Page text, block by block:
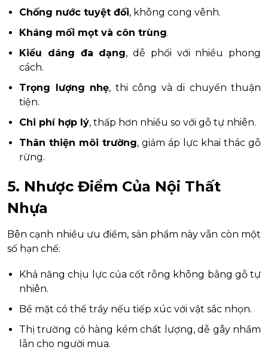
Chống nước tuyệt đối, không cong vênh.
Kháng mối mọt và côn trùng.
Kiểu dáng đa dạng, dễ phối với nhiều phong
cách.
Trọng lượng nhẹ, thi công và di chuyển thuận
tiện.
Chi phí hợp lý, thấp hơn nhiều so với gỗ tự nhiên.
Thân thiện môi trường, giảm áp lực khai thác gỗ
rừng.
5. Nhược Điểm Của Nội Thất
Nhựa
Bên cạnh nhiều ưu điểm, sản phẩm này vẫn còn một
số hạn chế:
Khả năng chịu lực của cốt rỗng không bằng gỗ tự
nhiên.
Bề mặt có thể trầy nếu tiếp xúc với vật sắc nhọn.
Thị trường có hàng kém chất lượng, dễ gây nhầm
lẫn cho người mua.